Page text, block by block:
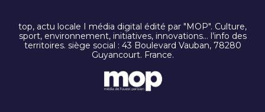
top, actu locale I média digital édité par "MOP". Culture,
sport, environnement, initiatives, innovations… l’info des
territoires. siège social : 43 Boulevard Vauban, 78280
Guyancourt. France.